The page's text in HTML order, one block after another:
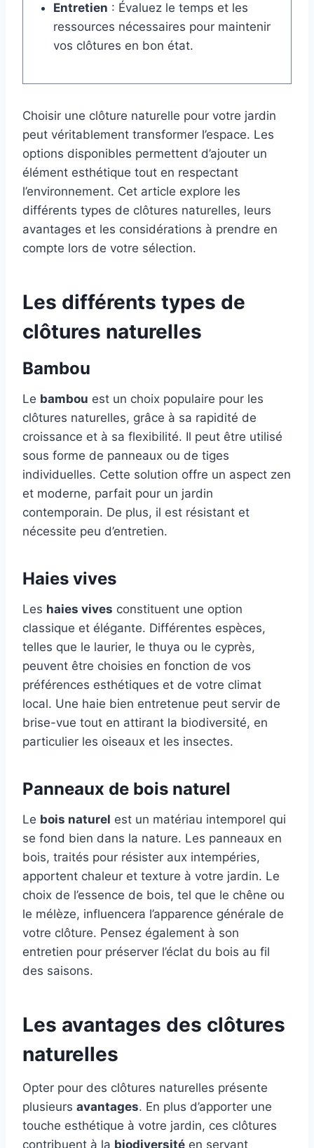
Entretien : Évaluez le temps et les
ressources nécessaires pour maintenir
vos clôtures en bon état.
Choisir une clôture naturelle pour votre jardin
peut véritablement transformer l’espace. Les
options disponibles permettent d’ajouter un
élément esthétique tout en respectant
l’environnement. Cet article explore les
différents types de clôtures naturelles, leurs
avantages et les considérations à prendre en
compte lors de votre sélection.
Les différents types de
clôtures naturelles
Bambou
Le bambou est un choix populaire pour les
clôtures naturelles, grâce à sa rapidité de
croissance et à sa flexibilité. Il peut être utilisé
sous forme de panneaux ou de tiges
individuelles. Cette solution offre un aspect zen
et moderne, parfait pour un jardin
contemporain. De plus, il est résistant et
nécessite peu d’entretien.
Haies vives
Les haies vives constituent une option
classique et élégante. Différentes espèces,
telles que le laurier, le thuya ou le cyprès,
peuvent être choisies en fonction de vos
préférences esthétiques et de votre climat
local. Une haie bien entretenue peut servir de
brise-vue tout en attirant la biodiversité, en
particulier les oiseaux et les insectes.
Panneaux de bois naturel
Le bois naturel est un matériau intemporel qui
se fond bien dans la nature. Les panneaux en
bois, traités pour résister aux intempéries,
apportent chaleur et texture à votre jardin. Le
choix de l’essence de bois, tel que le chêne ou
le mélèze, influencera l’apparence générale de
votre clôture. Pensez également à son
entretien pour préserver l’éclat du bois au fil
des saisons.
Les avantages des clôtures
naturelles
Opter pour des clôtures naturelles présente
plusieurs avantages. En plus d’apporter une
touche esthétique à votre jardin, ces clôtures
contribuent à la biodiversité en servant